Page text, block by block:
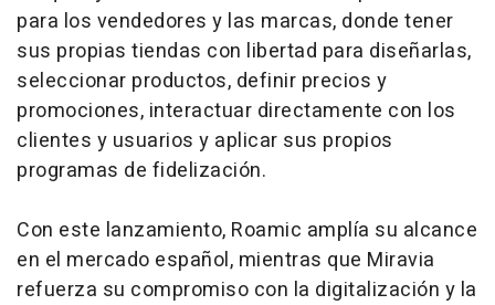
para los vendedores y las marcas, donde tener
sus propias tiendas con libertad para diseñarlas,
seleccionar productos, definir precios y
promociones, interactuar directamente con los
clientes y usuarios y aplicar sus propios
programas de fidelización.
Con este lanzamiento, Roamic amplía su alcance
en el mercado español, mientras que Miravia
refuerza su compromiso con la digitalización y la